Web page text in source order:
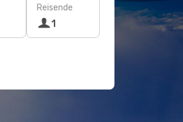
Reisende
1